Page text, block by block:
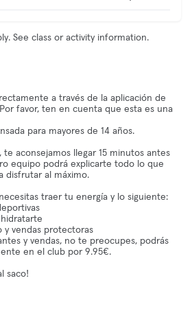
See class or activity information.
a través de la aplicación de
favor, ten en cuenta que esta es una
para mayores de 14 años.
te aconsejamos llegar 15 minutos antes
equipo podrá explicarte todo lo que
disfrutar al máximo.
traer tu energía y lo siguiente:
hidratarte
y vendas protectoras
y vendas, no te preocupes, podrás
en el club por 9.95€.
saco!